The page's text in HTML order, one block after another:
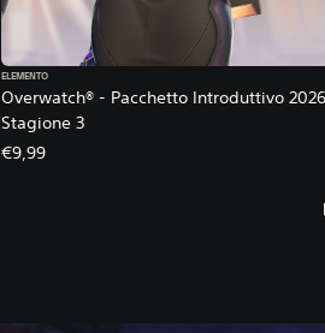
Overwatch® - Pacchetto Introduttivo
Stagione 3
ELEMENTO
€9,99